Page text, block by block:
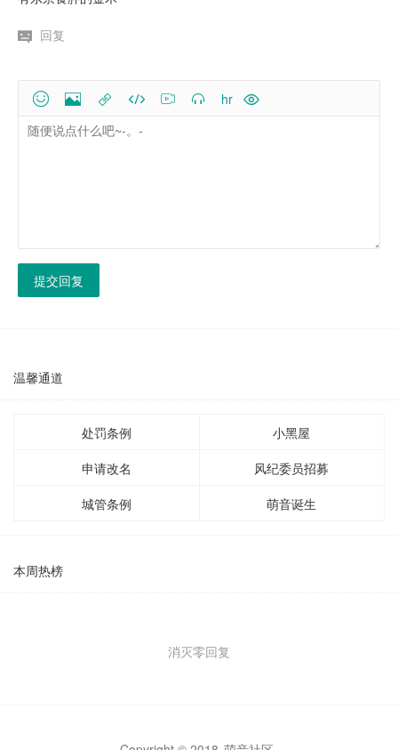
回复
  hr
提交回复
温馨通道
处罚条例
小黑屋
申请改名
风纪委员招募
城管条例
萌音诞生
本周热榜
消灭零回复